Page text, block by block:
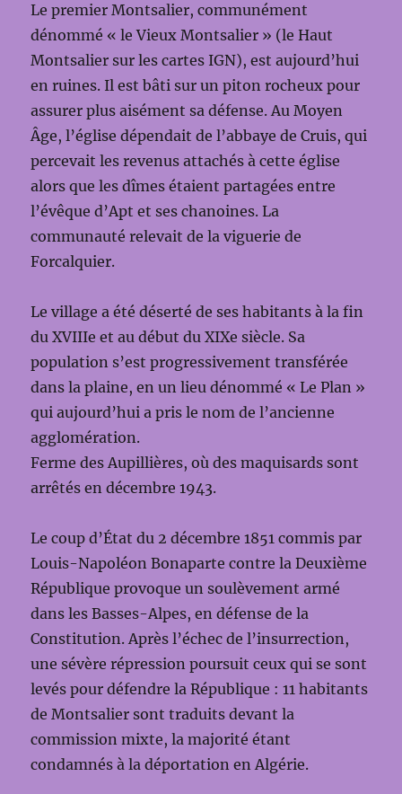
Le premier Montsalier, communément
dénommé « le Vieux Montsalier » (le Haut
Montsalier sur les cartes IGN), est aujourd’hui
en ruines. Il est bâti sur un piton rocheux pour
assurer plus aisément sa défense. Au Moyen
Âge, l’église dépendait de l’abbaye de Cruis, qui
percevait les revenus attachés à cette église
alors que les dîmes étaient partagées entre
l’évêque d’Apt et ses chanoines. La
communauté relevait de la viguerie de
Forcalquier.
Le village a été déserté de ses habitants à la fin
du XVIIIe et au début du XIXe siècle. Sa
population s’est progressivement transférée
dans la plaine, en un lieu dénommé « Le Plan »
qui aujourd’hui a pris le nom de l’ancienne
agglomération.
Ferme des Aupillières, où des maquisards sont
arrêtés en décembre 1943.
Le coup d’État du 2 décembre 1851 commis par
Louis-Napoléon Bonaparte contre la Deuxième
République provoque un soulèvement armé
dans les Basses-Alpes, en défense de la
Constitution. Après l’échec de l’insurrection,
une sévère répression poursuit ceux qui se sont
levés pour défendre la République : 11 habitants
de Montsalier sont traduits devant la
commission mixte, la majorité étant
condamnés à la déportation en Algérie.